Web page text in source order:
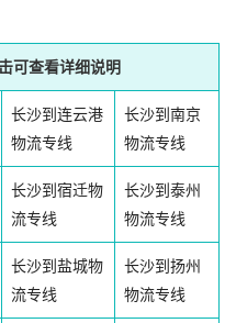
可查看详细说明
长沙到连云港
物流专线
长沙到南京
物流专线
长沙到宿迁物
流专线
长沙到泰州
物流专线
长沙到盐城物
流专线
长沙到扬州
物流专线